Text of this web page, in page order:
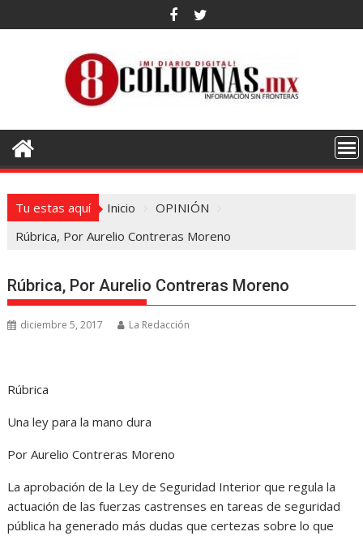
al
Tu estas aquí Inicio
OPINIÓN
Rúbrica, Por Aurelio Contreras Moreno
Rúbrica, Por Aurelio Contreras Moreno
diciembre 5, 2017 La Redacción
Rúbrica
Una ley para la mano dura
Por Aurelio Contreras Moreno
La aprobación de la Ley de Seguridad Interior que regula la
actuación de las fuerzas castrenses en tareas de seguridad
pública ha generado más dudas que certezas sobre lo que